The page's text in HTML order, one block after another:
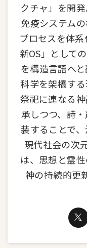
クチャ」を開
免疫システム
プロセスを体
新OS」として
を構造言語へ
科学を架橋す
祭祀に連なる
承しつつ、詩
装することで
現代社会の次
は、思想と霊
神の持続的更